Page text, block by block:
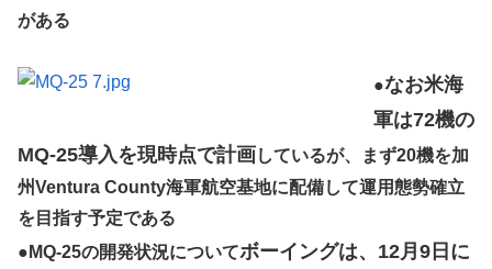
がある
●なお米海
軍は72機の
MQ-25導入を現時点で計画しているが、まず20機を加
州Ventura County海軍航空基地に配備して運用態勢確立
を目指す予定である
● MQ-25の開発状況についてボーイングは、12月9日に